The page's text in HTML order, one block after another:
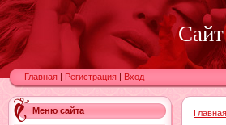
Главная | Регистрация | Вход
Меню сайта Главная